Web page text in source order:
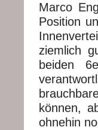
Marco
Position
ziemlich
beiden
können,
ohnehin